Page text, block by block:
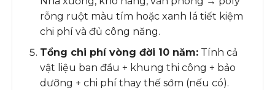
rỗng ruột màu tím hoặc xanh lá tiết kiệm
chi phí và đủ công năng.
Tổng chi phí vòng đời 10 năm:Tính cả
vật liệu ban đầu + khung thi công + bảo
dưỡng + chi phí thay thế sớm (nếu có).